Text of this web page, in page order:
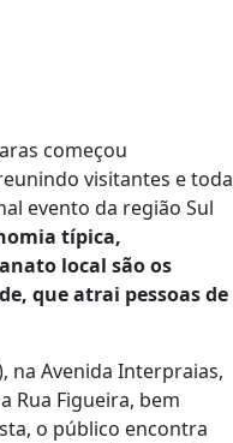
começou
visitantes e toda
evento da região Sul
típica,
local são os
que atrai pessoas de
na Avenida Interpraias,
Rua Figueira, bem
o público encontra